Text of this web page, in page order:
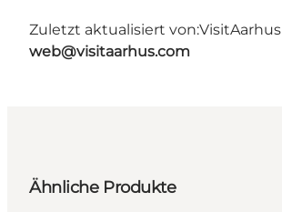
Zuletzt aktualisiert von:VisitAarhus
web@visitaarhus.com
Ähnliche Produkte